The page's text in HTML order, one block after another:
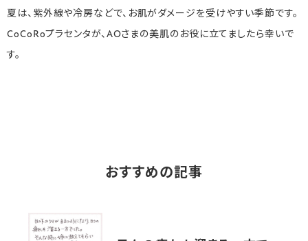
夏は、紫外線や冷房などで、お肌がダメージを受けやすい季節です。
CoCoRoプラセンタが、AOさまの美肌のお役に立てましたら幸いで
す。
おすすめの記事